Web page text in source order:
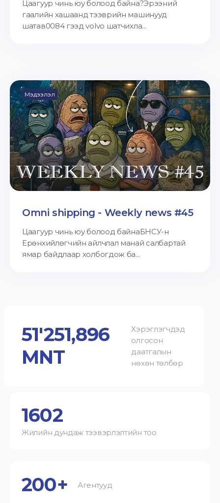
Цаагуур чинь юу болоод байна?Эрээний
гаалийн хашаанд тээврийн машинууд
шатав0084 гээд volvo шатчихла...
Мэдээлэл
Omni shipping - Weekly news #45
Цаагуур чинь юу болоод байнаБНСУ-н
Ерөнхийлөгчийн айлчлал манай салбартай
ямар байдлаар холбогдож ба...
51'251,896
MNT
Хэрэглэгчдэд
олгосон
даатгалын
нөхөн төлбөр
1602
Жилийн дундаж тээвэрлэлтийн тоо
200+ Агентууд